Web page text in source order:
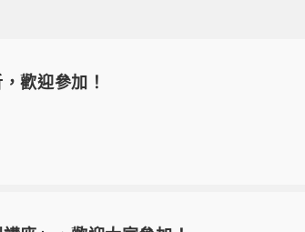
歡迎參加！